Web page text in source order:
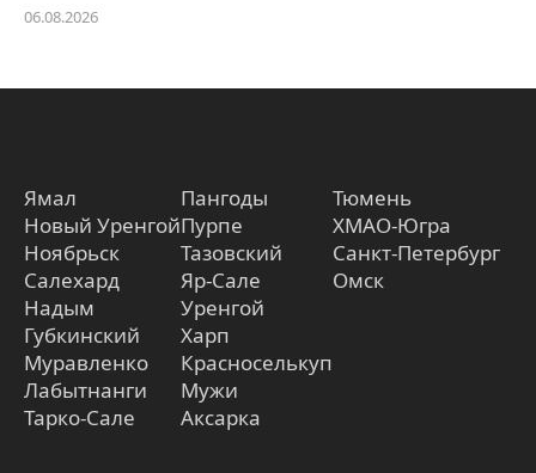
06.08.2026
Ямал
Новый Уренгой
Ноябрьск
Салехард
Надым
Губкинский
Муравленко
Лабытнанги
Тарко-Сале
Пангоды
Пурпе
Тазовский
Яр-Сале
Уренгой
Харп
Красноселькуп
Мужи
Аксарка
Тюмень
ХМАО-Югра
Санкт-Петербург
Омск